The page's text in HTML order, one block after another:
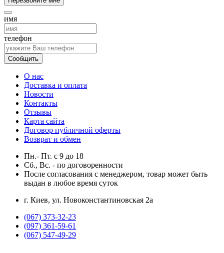
имя
телефон
Сообщить
О нас
Доставка и оплата
Новости
Контакты
Отзывы
Карта сайта
Договор публичной оферты
Возврат и обмен
Пн.- Пт. с 9 до 18
Сб., Вс. - по договоренности
После согласования с менеджером, товар может быть
выдан в любое время суток
г. Киев, ул. Новоконстантиновская 2а
(067) 373-32-23
(097) 361-59-61
(067) 547-49-29